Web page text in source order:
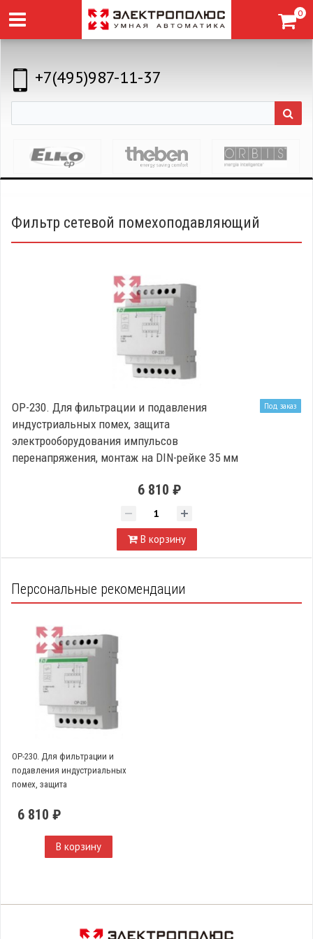
0
+7(495)987-11-37
Фильтр сетевой помехоподавляющий
Под заказ
OP-230. Для фильтрации и подавления
индустриальных помех, защита
электрооборудования импульсов
перенапряжения, монтаж на DIN-рейке 35 мм
6 810 ₽
В корзину
Персональные рекомендации
OP-230. Для фильтрации и
подавления индустриальных
помех, защита
перенапряжения, монтаж на DIN-
6 810 ₽
В корзину